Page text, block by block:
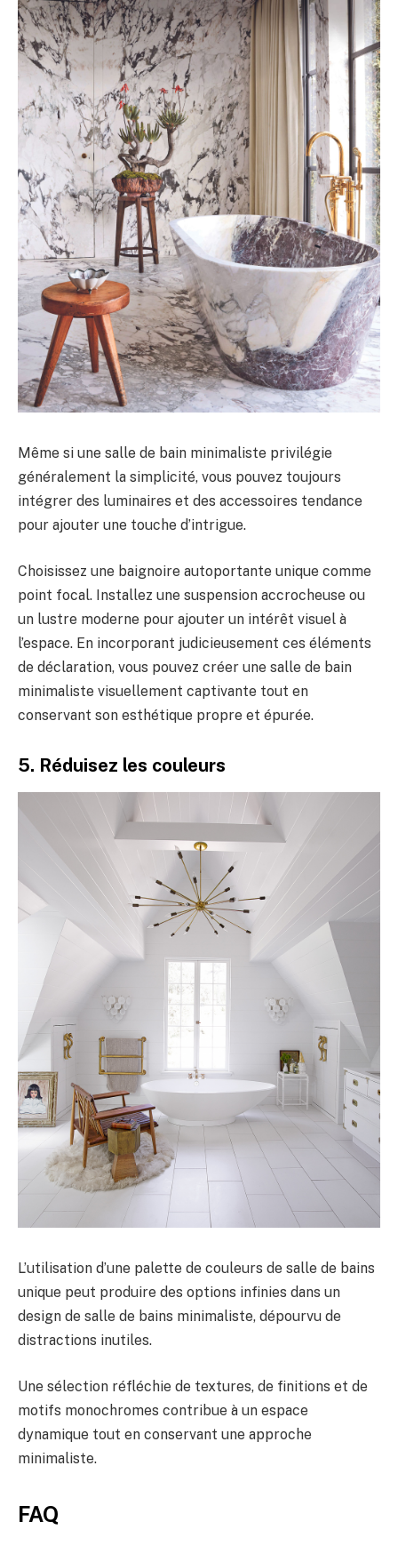
Même si une salle de bain minimaliste privilégie
généralement la simplicité, vous pouvez toujours
intégrer des luminaires et des accessoires tendance
pour ajouter une touche d’intrigue.
Choisissez une baignoire autoportante unique comme
point focal. Installez une suspension accrocheuse ou
un lustre moderne pour ajouter un intérêt visuel à
l’espace. En incorporant judicieusement ces éléments
de déclaration, vous pouvez créer une salle de bain
minimaliste visuellement captivante tout en
conservant son esthétique propre et épurée.
5. Réduisez les couleurs
L’utilisation d’une palette de couleurs de salle de bains
unique peut produire des options infinies dans un
design de salle de bains minimaliste, dépourvu de
distractions inutiles.
Une sélection réfléchie de textures, de finitions et de
motifs monochromes contribue à un espace
dynamique tout en conservant une approche
minimaliste.
FAQ